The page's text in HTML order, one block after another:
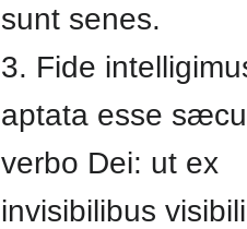
sunt senes.
3. Fide
aptata esse
verbo Dei: ut ex
invisibilibus